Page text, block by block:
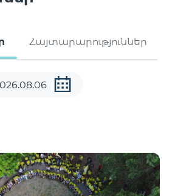
Հայտարարություններ